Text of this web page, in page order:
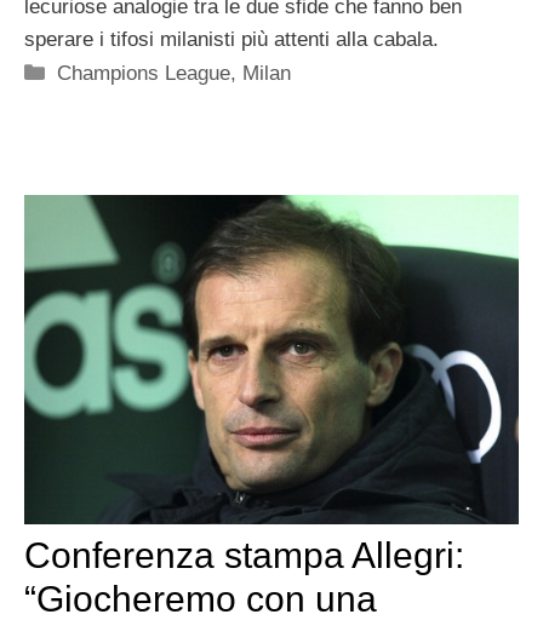
lecuriose analogie tra le due sfide che fanno ben
sperare i tifosi milanisti più attenti alla cabala.
Categorie
Champions League, Milan
Conferenza stampa Allegri:
“Giocheremo con una